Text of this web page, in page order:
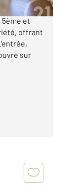
cet
5ème et
offrant
sur